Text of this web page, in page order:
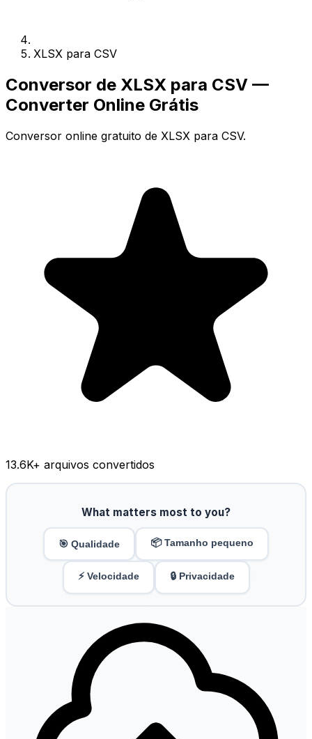
XLSX para CSV
Conversor de XLSX para CSV —
Converter Online Grátis
Conversor online gratuito de XLSX para CSV.
13.6K+ arquivos convertidos
What matters most to you?
🎯 Qualidade 📦 Tamanho pequeno
⚡ Velocidade 🔒 Privacidade